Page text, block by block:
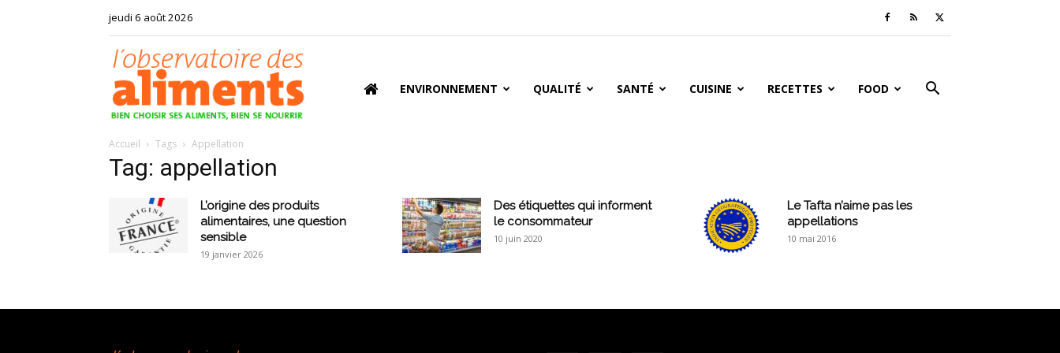
jeudi 6 août 2026
ENVIRONNEMENT QUALITÉ SANTÉ CUISINE RECETTES FOOD
Accueil Tags Appellation
Tag: appellation
L’origine des produits
alimentaires, une question
sensible
19 janvier 2026
Des étiquettes qui informent
le consommateur
10 juin 2020
Le Tafta n’aime pas les
appellations
10 mai 2016